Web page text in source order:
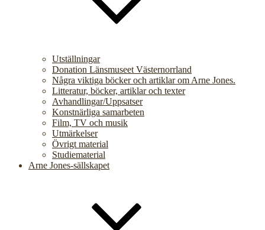
Utställningar
Donation Länsmuseet Västernorrland
Några viktiga böcker och artiklar om Arne Jones.
Litteratur, böcker, artiklar och texter
Avhandlingar/Uppsatser
Konstnärliga samarbeten
Film, TV och musik
Utmärkelser
Övrigt material
Studiematerial
Arne Jones-sällskapet